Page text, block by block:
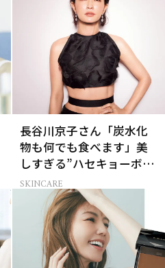
長谷川京子さん「炭水化
物も何でも食べます」美
しすぎる”ハセキョーボデ
ィ”を作る秘訣
SKINCARE